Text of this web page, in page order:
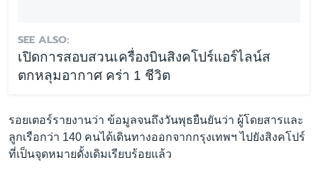
SEE ALSO:
เปิดการสอบสวนเครื่องบินสิงคโปร์แอร์ไลน์ส
ตกหลุมอากาศ คร่า 1 ชีวิต
รอยเตอร์รายงานว่า ข้อมูลจนถึงวันพุธยืนยันว่า ผู้โดยสารและ
ลูกเรือกว่า 140 คนได้เดินทางออกจากกรุงเทพฯ ไปยังสิงคโปร์
ที่เป็นจุดหมายดั้งเดิมเรียบร้อยแล้ว